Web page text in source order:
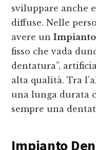
sviluppare anche
diffuse. Nelle
avere un
fisso che vada
dentatura”,
alta qualità. Tra
una lunga durata
sempre una
Impianto